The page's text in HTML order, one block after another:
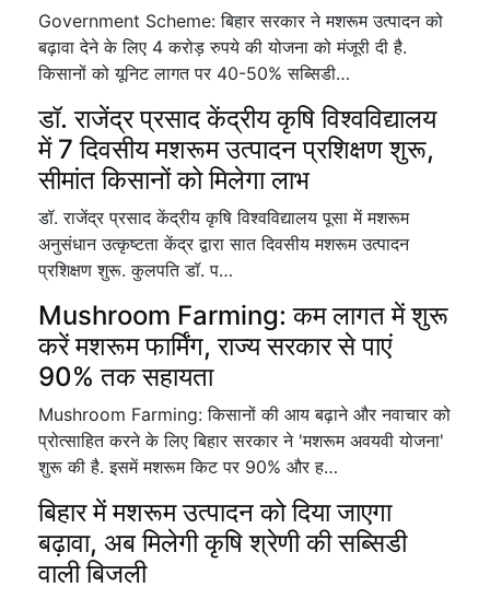
Government Scheme: बिहार सरकार ने मशरूम उत्पादन को
बढ़ावा देने के लिए 4 करोड़ रुपये की योजना को मंजूरी दी है.
किसानों को यूनिट लागत पर 40-50% सब्सिडी…
डॉ. राजेंद्र प्रसाद केंद्रीय कृषि विश्वविद्यालय
में 7 दिवसीय मशरूम उत्पादन प्रशिक्षण शुरू,
सीमांत किसानों को मिलेगा लाभ
डॉ. राजेंद्र प्रसाद केंद्रीय कृषि विश्वविद्यालय पूसा में मशरूम
अनुसंधान उत्कृष्टता केंद्र द्वारा सात दिवसीय मशरूम उत्पादन
प्रशिक्षण शुरू. कुलपति डॉ. प…
Mushroom Farming: कम लागत में शुरू
करें मशरूम फार्मिंग, राज्य सरकार से पाएं
90% तक सहायता
Mushroom Farming: किसानों की आय बढ़ाने और नवाचार को
प्रोत्साहित करने के लिए बिहार सरकार ने 'मशरूम अवयवी योजना'
शुरू की है. इसमें मशरूम किट पर 90% और ह…
बिहार में मशरूम उत्पादन को दिया जाएगा
बढ़ावा, अब मिलेगी कृषि श्रेणी की सब्सिडी
वाली बिजली